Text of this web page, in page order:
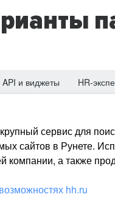
API и виджеты HR-
сервис для
сайтов в Рунете.
а также
hh.ru